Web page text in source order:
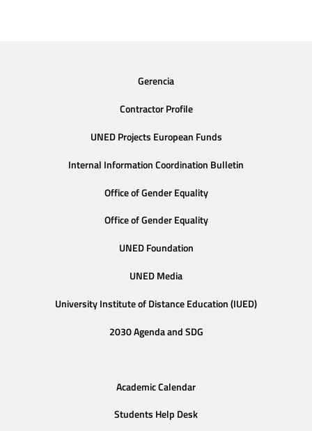
Gerencia
Contractor Profile
UNED Projects European Funds
Internal Information Coordination Bulletin
Office of Gender Equality
Office of Gender Equality
UNED Foundation
UNED Media
University Institute of Distance Education (IUED)
2030 Agenda and SDG
Academic Calendar
Students Help Desk